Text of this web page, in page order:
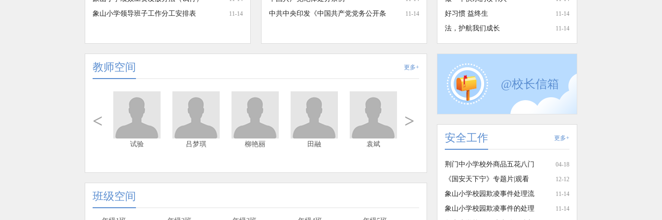
象山小学领导班子工作分工安排表 11-14 中共中央印发《中国共产党党务公开条 11-14
教师空间 更多+
<
试验 吕梦琪 柳艳丽 田融 袁斌 吴梦雅
>
班级空间
好习惯 益终生 11-14
法，护航我们成长 11-14
@校长信箱
安全工作 更多+
荆门中小学校外商品五花八门 04-18
《国安天下宁》专题片|观看 12-12
象山小学校园欺凌事件处理流 11-14
象山小学校园欺凌事件的处理 11-14